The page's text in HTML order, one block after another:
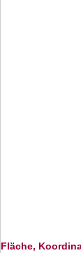
Fläche,